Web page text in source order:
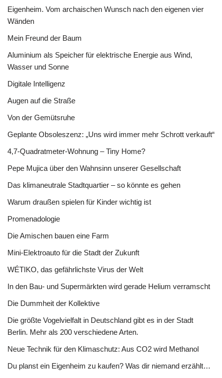
Eigenheim. Vom archaischen Wunsch nach den eigenen vier
Wänden
Mein Freund der Baum
Aluminium als Speicher für elektrische Energie aus Wind,
Wasser und Sonne
Digitale Intelligenz
Augen auf die Straße
Von der Gemütsruhe
Geplante Obsoleszenz: „Uns wird immer mehr Schrott verkauft“
4,7-Quadratmeter-Wohnung – Tiny Home?
Pepe Mujica über den Wahnsinn unserer Gesellschaft
Das klimaneutrale Stadtquartier – so könnte es gehen
Warum draußen spielen für Kinder wichtig ist
Promenadologie
Die Amischen bauen eine Farm
Mini-Elektroauto für die Stadt der Zukunft
WÉTIKO, das gefährlichste Virus der Welt
In den Bau- und Supermärkten wird gerade Helium verramscht
Die Dummheit der Kollektive
Die größte Vogelvielfalt in Deutschland gibt es in der Stadt
Berlin. Mehr als 200 verschiedene Arten.
Neue Technik für den Klimaschutz: Aus CO2 wird Methanol
Du planst ein Eigenheim zu kaufen? Was dir niemand erzählt…